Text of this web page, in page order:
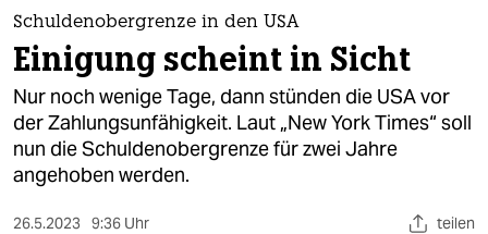
themen
politik
öko
gesellschaft
kultur
Schuldenobergrenze in den USA
Einigung scheint in Sicht
Nur noch wenige Tage, dann stünden die USA vor
der Zahlungsunfähigkeit. Laut „New York Times“ soll
nun die Schuldenobergrenze für zwei Jahre
angehoben werden.
26.5.2023 9:36 Uhr teilen